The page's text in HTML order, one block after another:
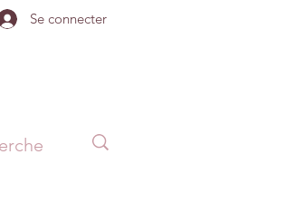
Se connecter